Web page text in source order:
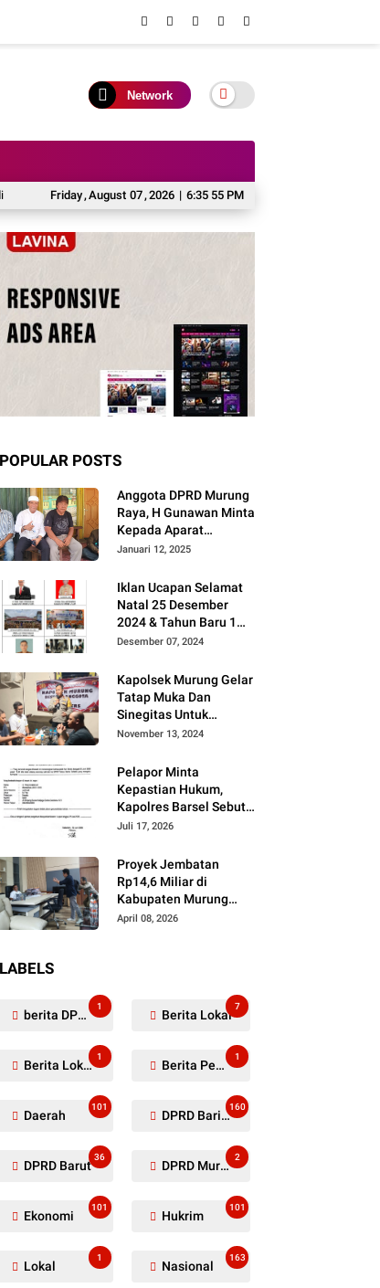
Network
Friday,August 07,2026 | 6:35 56 PM
UMKM dan Potensi Investasi Daerah Kontingen Pramuka Mura Siap
POPULAR POSTS
Anggota DPRD Murung
Raya, H Gunawan Minta
Kepada Aparat
Berantas judi dan
Instruksi Presiden RI
Januari 12, 2025
Iklan Ucapan Selamat
Natal 25 Desember
2024 & Tahun Baru 1
Januari 2025
Desember 07, 2024
Kapolsek Murung Gelar
Tatap Muka Dan
Sinegitas Untuk
Menjaga Situasi
Kondusif Dengan Insan
Pers
November 13, 2024
Pelapor Minta
Kepastian Hukum,
Kapolres Barsel Sebut
Dugaan Penyerobotan
Juli 17, 2026
Proyek Jembatan
Rp14,6 Miliar di
Kabupaten Murung
Raya Mangkrak,
April 08, 2026
LABELS
berita DPRD Murung Raya
1
Berita Lokal
7
Berita Lokal Kabupaten Barito Utara
1
Berita Pemkab Murung Raya
1
Daerah
101
DPRD Barito Utara
160
DPRD Barut
36
DPRD Murung Raya
2
Ekonomi
101
Hukrim
101
Lokal
1
Nasional
163